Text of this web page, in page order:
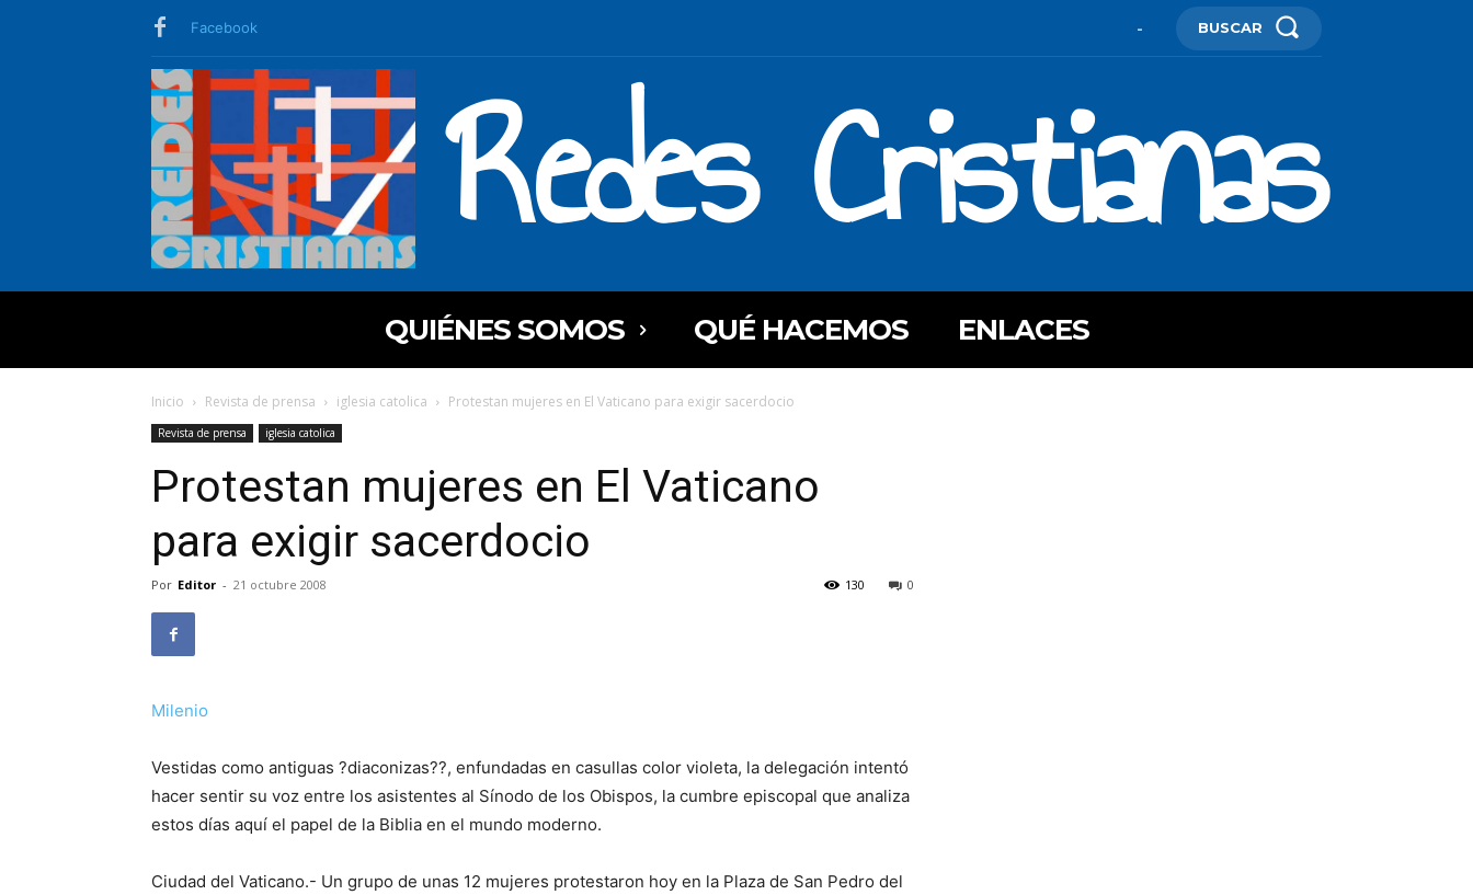
Facebook - BUSCAR
Redes Cristianas
QUIÉNES SOMOS QUÉ HACEMOS ENLACES
Inicio Revista de prensa iglesia catolica Protestan mujeres en El Vaticano para exigir sacerdocio
Revista de prensa iglesia catolica
Protestan mujeres en El Vaticano
para exigir sacerdocio
Por Editor - 21 octubre 2008 0
130
Milenio
Vestidas como antiguas ?diaconizas??, enfundadas en casullas color violeta, la delegación intentó
hacer sentir su voz entre los asistentes al Sínodo de los Obispos, la cumbre episcopal que analiza
estos días aquí el papel de la Biblia en el mundo moderno.
Ciudad del Vaticano.- Un grupo de unas 12 mujeres protestaron hoy en la Plaza de San Pedro del